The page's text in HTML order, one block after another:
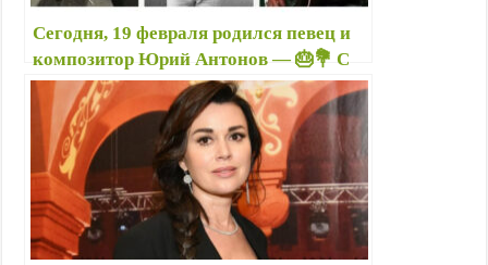
Сегодня, 19 февраля родился певец и
композитор Юрий Антонов — 🎂💐 С
Днём рождения! — Антонов — автор
песен, популярных уже много
десятилетий